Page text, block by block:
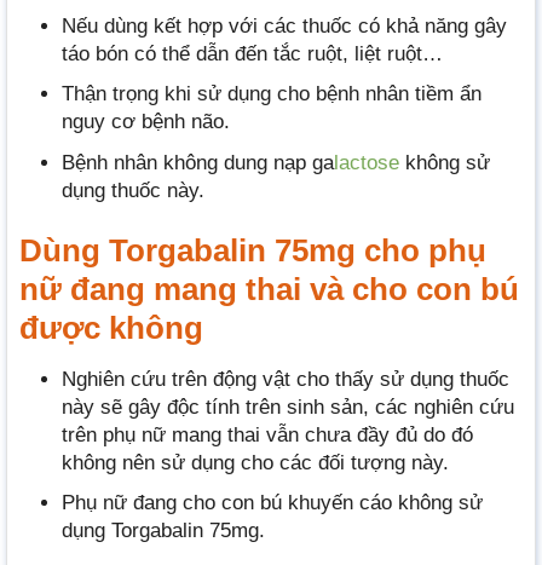
Nếu dùng kết hợp với các thuốc có khả năng gây
táo bón có thể dẫn đến tắc ruột, liệt ruột…
Thận trọng khi sử dụng cho bệnh nhân tiềm ẩn
nguy cơ bệnh não.
Bệnh nhân không dung nạp galactose không sử
dụng thuốc này.
Dùng Torgabalin 75mg cho phụ
nữ đang mang thai và cho con bú
được không
Nghiên cứu trên động vật cho thấy sử dụng thuốc
này sẽ gây độc tính trên sinh sản, các nghiên cứu
trên phụ nữ mang thai vẫn chưa đầy đủ do đó
không nên sử dụng cho các đối tượng này.
Phụ nữ đang cho con bú khuyến cáo không sử
dụng Torgabalin 75mg.